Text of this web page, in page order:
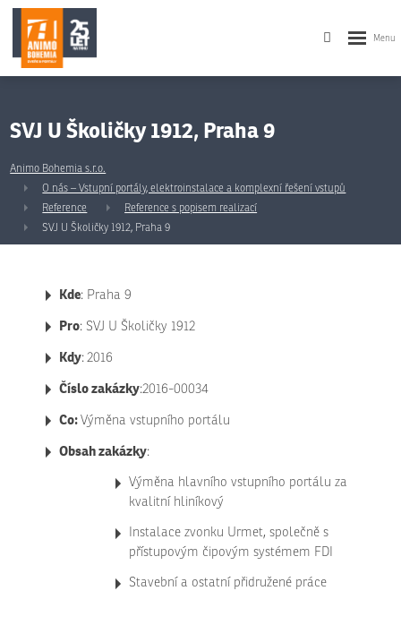
SVJ U Školičky 1912, Praha 9
Animo Bohemia s.r.o.
O nás – Vstupní portály, elektroinstalace a komplexní řešení vstupů
Reference
Reference s popisem realizací
SVJ U Školičky 1912, Praha 9
Kde: Praha 9
Pro: SVJ U Školičky 1912
Kdy:2016
Číslo zakázky:2016-00034
Co:Výměna vstupního portálu
Obsah zakázky:
Výměna hlavního vstupního portálu za
kvalitní hliníkový
Instalace zvonku Urmet, společně s
přístupovým čipovým systémem FDI
Stavební a ostatní přidružené práce